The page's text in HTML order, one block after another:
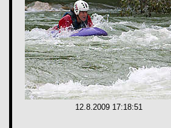
12.8.2009 17:18:51